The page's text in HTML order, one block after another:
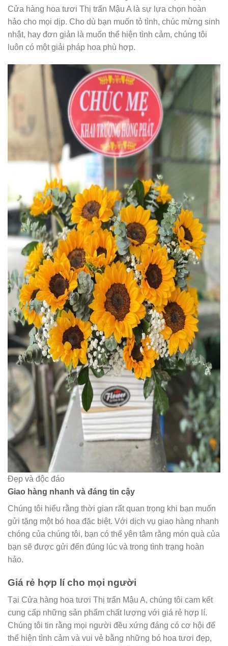
Cửa hàng hoa tươi Thị trấn Mậu A là sự lựa chọn hoàn
hảo cho mọi dịp. Cho dù bạn muốn tỏ tình, chúc mừng sinh
nhật, hay đơn giản là muốn thể hiện tình cảm, chúng tôi
luôn có một giải pháp hoa phù hợp.
Đẹp và độc đáo
Giao hàng nhanh và đáng tin cậy
Chúng tôi hiểu rằng thời gian rất quan trọng khi bạn muốn
gửi tặng một bó hoa đặc biệt. Với dịch vụ giao hàng nhanh
chóng của chúng tôi, bạn có thể yên tâm rằng món quà của
bạn sẽ được gửi đến đúng lúc và trong tình trạng hoàn
hảo.
Giá rẻ hợp lí cho mọi người
Tại Cửa hàng hoa tươi Thị trấn Mậu A, chúng tôi cam kết
cung cấp những sản phẩm chất lượng với giá rẻ hợp lí.
Chúng tôi tin rằng mọi người đều xứng đáng có cơ hội để
thể hiện tình cảm và vui vẻ bằng những bó hoa tươi đẹp,